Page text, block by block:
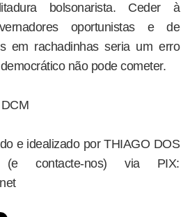
bolsonarista. Ceder à
oportunistas e de
em rachadinhas seria um erro
não pode cometer.
e idealizado por THIAGO DOS
(e contacte-nos) via PIX: